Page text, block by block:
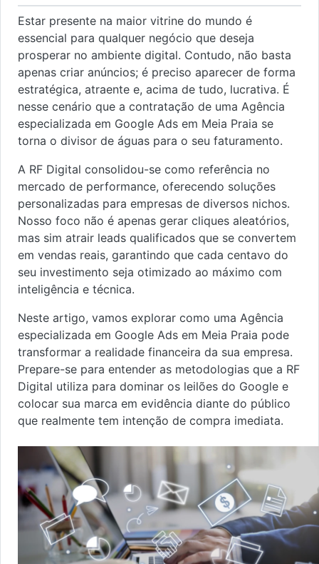
Estar presente na maior vitrine do mundo é
essencial para qualquer negócio que deseja
prosperar no ambiente digital. Contudo, não basta
apenas criar anúncios; é preciso aparecer de forma
estratégica, atraente e, acima de tudo, lucrativa. É
nesse cenário que a contratação de uma Agência
especializada em Google Ads em Meia Praia se
torna o divisor de águas para o seu faturamento.
A RF Digital consolidou-se como referência no
mercado de performance, oferecendo soluções
personalizadas para empresas de diversos nichos.
Nosso foco não é apenas gerar cliques aleatórios,
mas sim atrair leads qualificados que se convertem
em vendas reais, garantindo que cada centavo do
seu investimento seja otimizado ao máximo com
inteligência e técnica.
Neste artigo, vamos explorar como uma Agência
especializada em Google Ads em Meia Praia pode
transformar a realidade financeira da sua empresa.
Prepare-se para entender as metodologias que a RF
Digital utiliza para dominar os leilões do Google e
colocar sua marca em evidência diante do público
que realmente tem intenção de compra imediata.